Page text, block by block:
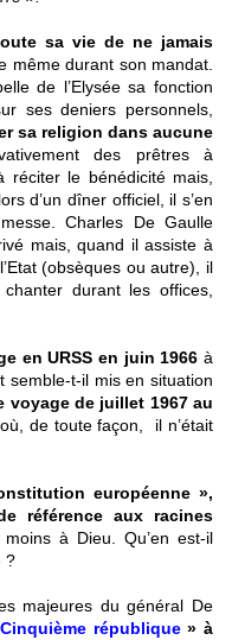
sa vie de ne jamais
même durant son mandat.
de l’Elysée sa fonction
ses deniers personnels,
sa religion dans aucune
des prêtres à
réciter le bénédicité mais,
d’un dîner officiel, il s’en
Charles De Gaulle
mais, quand il assiste à
(obsèques ou autre), il
durant les offices,
en URSS en juin 1966 à
semble-t-il mis en situation
voyage de juillet 1967 au
de toute façon,
il n’était
européenne »,
référence aux racines
à Dieu. Qu’en est-il
?
majeures du général De
Cinquième république» à